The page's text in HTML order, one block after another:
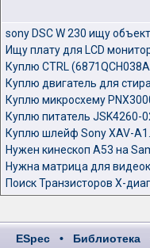
sony DSC W 230 ищу
Ищу плату для LCD
Куплю CTRL
Куплю двигатель для
Куплю микросхему
Куплю питатель JSK4260-
Куплю шлейф Sony XAV-A1.
Нужен кинескоп A53 на
Нужна матрица для
Поиск Транзисторов Х-
ESpec • Библиотека